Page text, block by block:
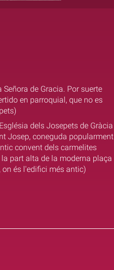
de Gracia. Por suerte
en parroquial, que no es
dels Josepets de Gràcia
Josep, coneguda popularment
convent dels carmelites
part alta de la moderna plaça
on és l'edifici més antic)